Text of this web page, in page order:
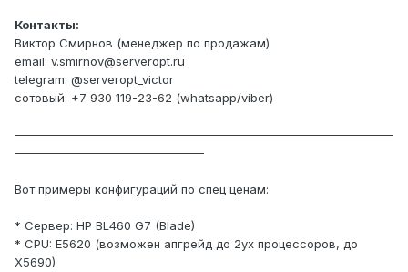
Контакты:
Виктор Смирнов (менеджер по продажам)
email: v.smirnov@serveropt.ru
telegram: @serveropt_victor
сотовый: +7 930 119-23-62 (whatsapp/viber)
————————————————————————————————
————————————————
Вот примеры конфигураций по спец ценам:
* Сервер: HP BL460 G7 (Blade)
* CPU: E5620 (возможен апгрейд до 2ух процессоров, до
X5690)